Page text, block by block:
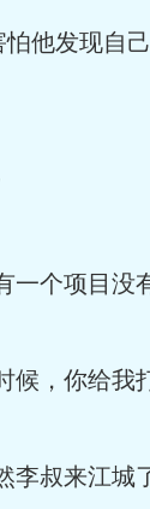
他发现自
个项目没
，你给我
叔来江城